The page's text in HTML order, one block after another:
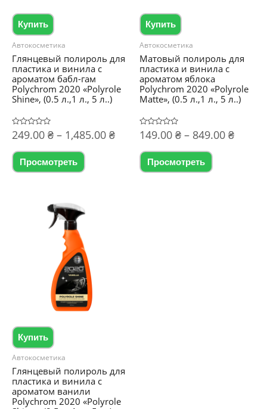
Купить
Автокосметика
Глянцевый полироль для
пластика и винила с
ароматом бабл-гам
Polychrom 2020 «Polyrole
Shine», (0.5 л.,1 л., 5 л..)
Оценка
0
5
249.00 ₴ – 1,485.00 ₴Диапазон
249.00 ₴
Просмотреть
Этот
товар
вариаций.
можно
выбрать
на
странице
товара.
Купить
Автокосметика
Матовый полироль для
пластика и винила с
ароматом яблока
Polychrom 2020 «Polyrole
Matte», (0.5 л.,1 л., 5 л..)
Оценка
0
5
149.00 ₴ – 849.00 ₴
Просмотреть
Этот
товар
Купить
Автокосметика
Глянцевый полироль для
пластика и винила с
ароматом ванили
Polychrom 2020 «Polyrole